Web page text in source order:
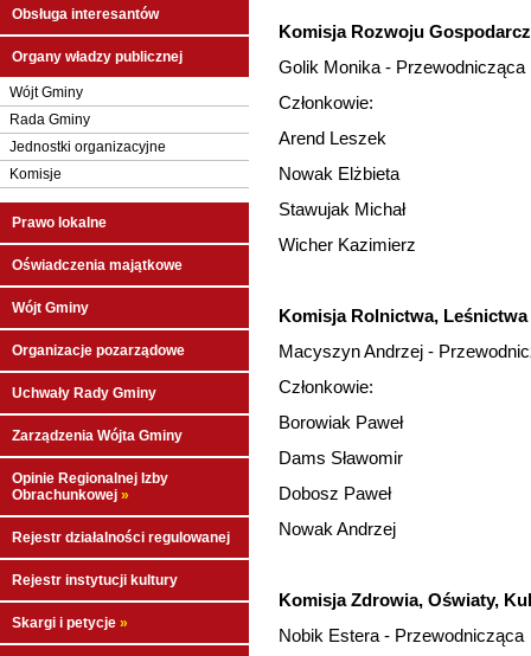
Obsługa interesantów
Organy władzy publicznej
Wójt Gminy
Rada Gminy
Jednostki organizacyjne
Komisje
Prawo lokalne
Oświadczenia majątkowe
Wójt Gminy
Organizacje pozarządowe
Uchwały Rady Gminy
Zarządzenia Wójta Gminy
Opinie Regionalnej Izby
Obrachunkowej »
Rejestr działalności regulowanej
Rejestr instytucji kultury
Skargi i petycje »
Komisja Rozwoju
Golik Monika - Przewodnicząca
Członkowie:
Arend Leszek
Nowak Elżbieta
Stawujak Michał
Wicher Kazimierz
Komisja Rolnictwa,
Macyszyn Andrzej -
Członkowie:
Borowiak Paweł
Dams Sławomir
Dobosz Paweł
Nowak Andrzej
Komisja Zdrowia, Oświaty,
Nobik Estera - Przewodnicząca